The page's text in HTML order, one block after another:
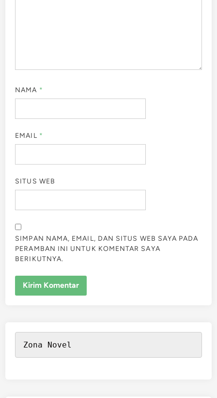
NAMA *
EMAIL *
SITUS WEB
SIMPAN NAMA, EMAIL, DAN SITUS WEB SAYA PADA
PERAMBAN INI UNTUK KOMENTAR SAYA
BERIKUTNYA.
Zona Novel